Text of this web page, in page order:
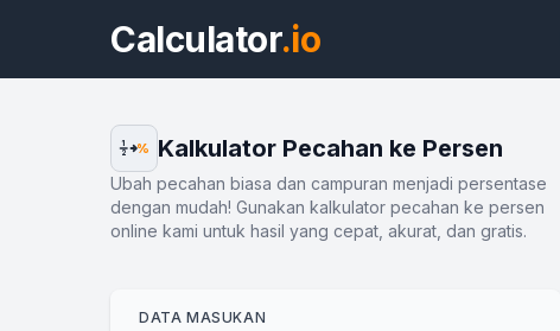
Calculator.io
1
2
% Kalkulator Pecahan ke Persen
Ubah pecahan biasa dan campuran menjadi persentase
dengan mudah! Gunakan kalkulator pecahan ke persen
online kami untuk hasil yang cepat, akurat, dan gratis.
DATA MASUKAN